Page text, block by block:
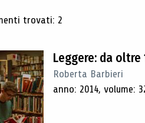
di ricerca
trovati: 2
Leggere: da
Roberta Barbieri
anno: 2014, volume: